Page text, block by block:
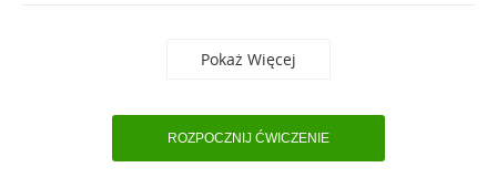
Pokaż Więcej
ROZPOCZNIJ ĆWICZENIE